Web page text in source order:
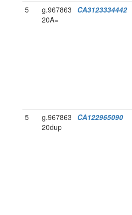
5
g.967863
20A=
CA3123334442
5
g.967863
20dup
CA122965090